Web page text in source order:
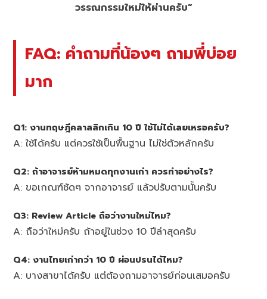
วรรณกรรมใหม่ให้ผ่านครับ”
FAQ: คำถามที่น้องๆ ถามพี่บ่อย
มาก
Q1: งานทฤษฎีคลาสสิกเกิน 10 ปี ใช้ไม่ได้เลยเหรอครับ?
A: ใช้ได้ครับ แต่ควรใช้เป็นพื้นฐาน ไม่ใช่ตัวหลักครับ
Q2: ถ้าอาจารย์ห้ามหมดทุกงานเก่า ควรทำอย่างไร?
A: ขอเกณฑ์ชัดๆ จากอาจารย์ แล้วปรับตามนั้นครับ
Q3: Review Article ถือว่างานใหม่ไหม?
A: ถือว่าใหม่ครับ ถ้าอยู่ในช่วง 10 ปีล่าสุดครับ
Q4: งานไทยเก่ากว่า 10 ปี ผ่อนปรนได้ไหม?
A: บางสาขาได้ครับ แต่ต้องถามอาจารย์ก่อนเสมอครับ